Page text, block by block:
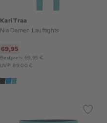
Kari Traa
Nia Damen Lauftights
69,95
Bestpreis: 69,95 €
UVP: 89,00 €